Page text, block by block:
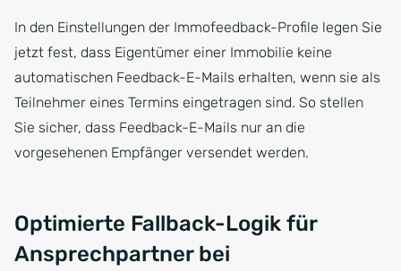
In den Einstellungen der Immofeedback-Profile legen Sie
jetzt fest, dass Eigentümer einer Immobilie keine
automatischen Feedback-E-Mails erhalten, wenn sie als
Teilnehmer eines Termins eingetragen sind. So stellen
Sie sicher, dass Feedback-E-Mails nur an die
vorgesehenen Empfänger versendet werden.
Optimierte Fallback-Logik für
Ansprechpartner bei